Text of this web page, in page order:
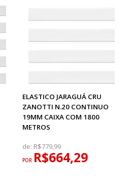
ELASTICO JARAGUÁ CRU
ZANOTTI N.20 CONTINUO
19MM CAIXA COM 1800
METROS
de: R$779,99
POR R$664,29